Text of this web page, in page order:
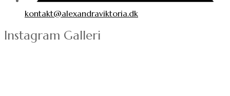
kontakt@alexandraviktoria.dk
Instagram Galleri